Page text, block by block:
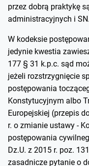
przez dobrą praktykę
administracyjnych i SN.
W kodeksie
jedynie kwestia
177 § 31 k.p.c. sąd
jeżeli rozstrzygnięcie
postępowania
Konstytucyjnym albo
Europejskiej (przepis
r. o zmianie ustawy -
postępowania
Dz.U. z 2015 r. poz.
zasadnicze pytanie o